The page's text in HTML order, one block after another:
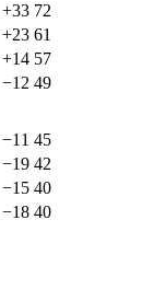
+33 72
+23 61
+14 57
−12 49
−11 45
−19 42
−15 40
−18 40